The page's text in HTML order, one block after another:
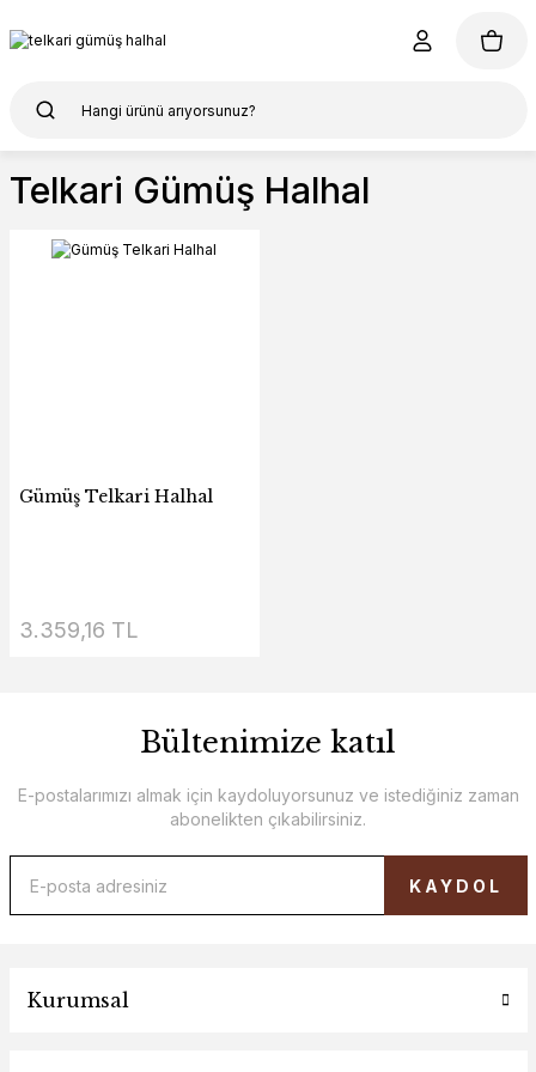
Telkari Gümüş Halhal
Gümüş Telkari Halhal
3.359,16 TL
Bültenimize katıl
E-postalarımızı almak için kaydoluyorsunuz ve istediğiniz zaman
abonelikten çıkabilirsiniz.
KAYDOL
Kurumsal